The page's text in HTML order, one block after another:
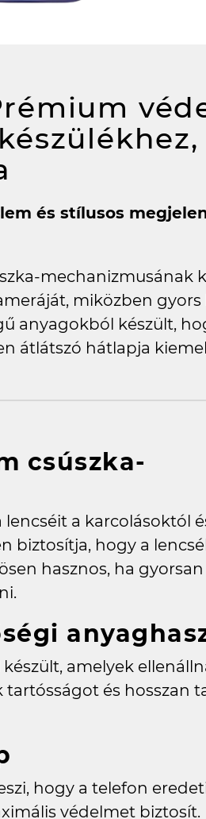
és stílusos
mechanizmusának
miközben
anyagokból készült,
átlátszó hátlapja
csúszka-
a karcolásoktól
biztosítja, hogy a
hasznos, ha
amelyek
tartósságot és hosszan
hogy a telefon
védelmet biztosít.